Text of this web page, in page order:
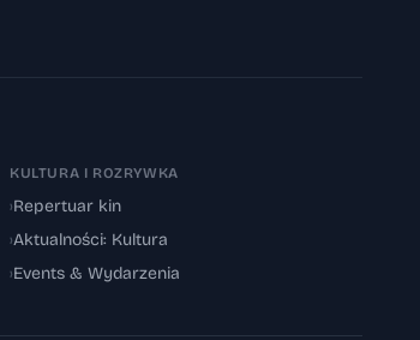
KULTURA I ROZRYWKA
›Repertuar kin
›Aktualności: Kultura
›Events & Wydarzenia